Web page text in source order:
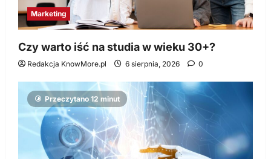
Marketing
Czy warto iść na studia w wieku 30+?
Redakcja KnowMore.pl 6 sierpnia, 2026 0
Przeczytano 12 minut